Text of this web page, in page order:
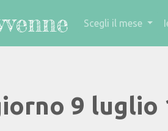
Scegli il mese
9 luglio